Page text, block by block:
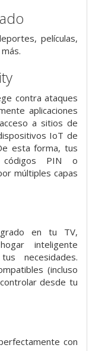
películas,
contra ataques
aplicaciones
a sitios de
IoT de
esta forma, tus
códigos PIN o
múltiples capas
en tu TV,
inteligente
necesidades.
(incluso
desde tu
con